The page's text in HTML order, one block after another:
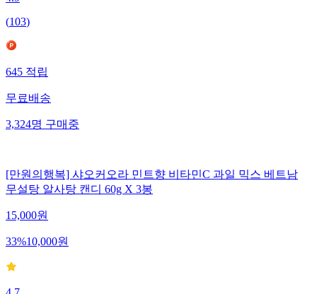
(103)
645 적립
무료배송
3,324명 구매중
[만원의행복] 샤오커오라 민트향 비타민C 과일 믹스 베트남
무설탕 알사탕 캔디 60g X 3봉
15,000원
33%10,000원